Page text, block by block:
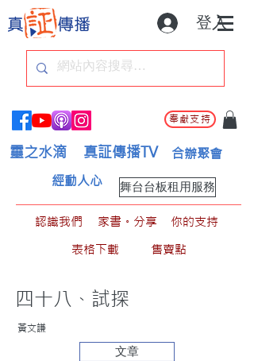
登入
奉獻支持
靈之水滴 真証傳播TV 合辦聚會
舞台台板租用服務
經動人心
認識我們 家書。分享
你的支持
表格下載
售賣點
四十八、試探
黃文謙
文章